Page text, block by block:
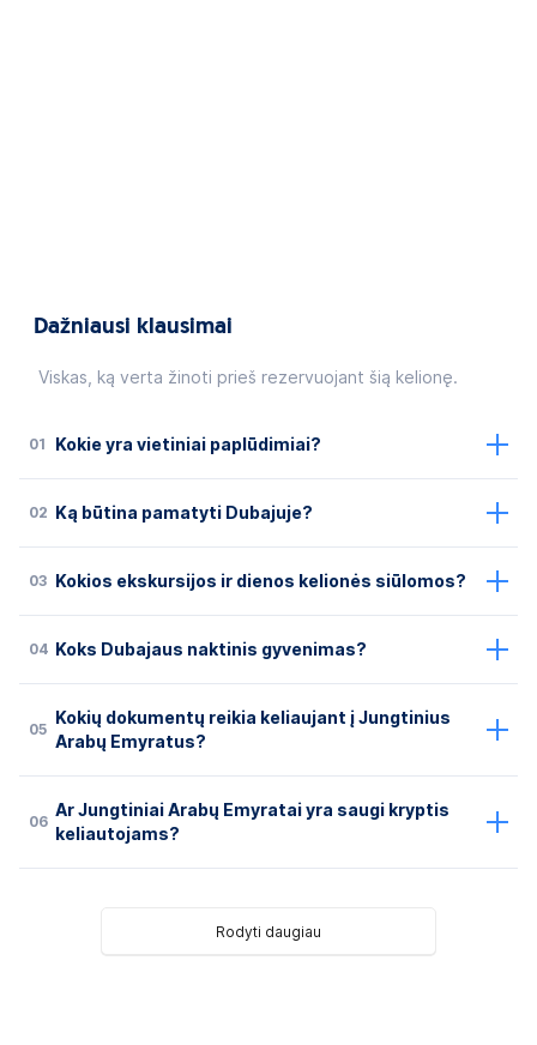
Dažniausi klausimai
Viskas, ką verta žinoti prieš rezervuojant šią kelionę.
01 Kokie yra vietiniai paplūdimiai?
02 Ką būtina pamatyti Dubajuje?
03 Kokios ekskursijos ir dienos kelionės siūlomos?
04 Koks Dubajaus naktinis gyvenimas?
05
Kokių dokumentų reikia keliaujant į Jungtinius
Arabų Emyratus?
06
Ar Jungtiniai Arabų Emyratai yra saugi kryptis
keliautojams?
Rodyti daugiau